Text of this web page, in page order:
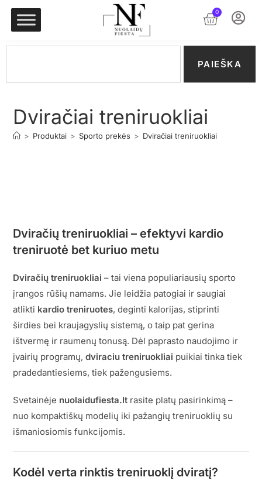
0
PAIEŠKA
Dviračiai treniruokliai
> Produktai > Sporto prekės > Dviračiai treniruokliai
Dviračių treniruokliai – efektyvi kardio
treniruotė bet kuriuo metu
Dviračių treniruokliai – tai viena populiariausių sporto
įrangos rūšių namams. Jie leidžia patogiai ir saugiai
atlikti kardio treniruotes, deginti kalorijas, stiprinti
širdies bei kraujagyslių sistemą, o taip pat gerina
ištvermę ir raumenų tonusą. Dėl paprasto naudojimo ir
įvairių programų,dviraciu treniruokliai puikiai tinka tiek
pradedantiesiems, tiek pažengusiems.
Svetainėje nuolaidufiesta.lt rasite platų pasirinkimą –
nuo kompaktiškų modelių iki pažangių treniruoklių su
išmaniosiomis funkcijomis.
Kodėl verta rinktis treniruoklį dviratį?